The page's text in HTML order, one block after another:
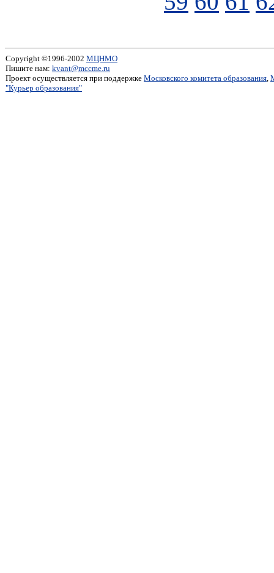
Copyright ©1996-2002 МЦНМО
Пишите нам: kvant@mccme.ru
Проект осуществляется при поддержке Московского комитета образования,
"Курьер образования"